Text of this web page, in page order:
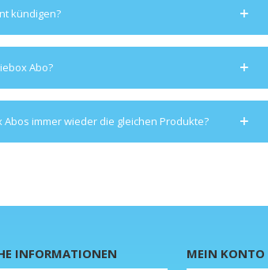
kündigen?
Abo?
immer wieder die gleichen Produkte?
INFORMATIONEN MEIN KONTO